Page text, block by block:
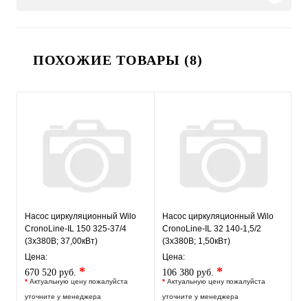
ПОХОЖИЕ ТОВАРЫ (8)
Насос циркуляционный Wilo
CronoLine-IL 150 325-37/4
(3х380В; 37,00кВт)
Цена:
670 520 руб. *
* Актуальную цену пожалуйста
уточните у менеджера
Насос циркуляционный Wilo
CronoLine-IL 32 140-1,5/2
(3х380В; 1,50кВт)
Цена:
106 380 руб. *
* Актуальную цену пожалуйста
уточните у менеджера